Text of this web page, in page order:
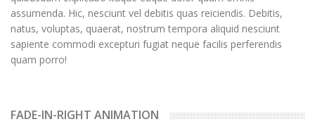
assumenda. Hic, nesciunt vel debitis quas reiciendis. Debitis,
natus, voluptas, quaerat, nostrum tempora aliquid nesciunt
sapiente commodi excepturi fugiat neque facilis perferendis
quam porro!
FADE-IN-RIGHT ANIMATION